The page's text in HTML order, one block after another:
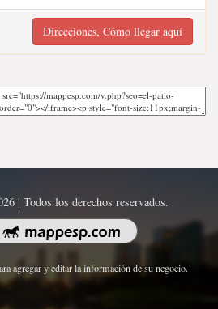
Direcciones, Cómo llegar aquí
| Todos los derechos reservados.
agregar y editar la información de su negocio.